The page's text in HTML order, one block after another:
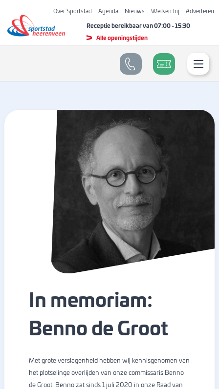
Over Sportstad Agenda Nieuws Werken bij Adverteren
Receptie bereikbaar van07:00-15:30
Alle openingstijden
In memoriam:
Benno de Groot
Met grote verslagenheid hebben wij kennisgenomen van
het plotselinge overlijden van onze commissaris Benno
de Groot. Benno zat sinds 1 juli 2020 in onze Raad van